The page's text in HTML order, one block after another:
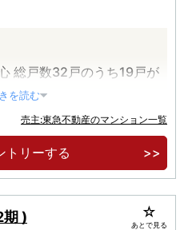
総戸数32戸のうち19戸が
トロ南北線の2路線が利用
を読む
売主:東急不動産のマンション一覧
トリーする
期 ) あとで見る